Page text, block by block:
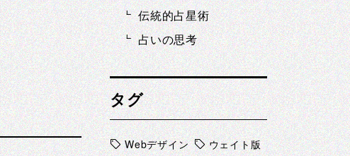
伝統的占星術
占いの思考
タグ
Webデザイン
ウェイト版